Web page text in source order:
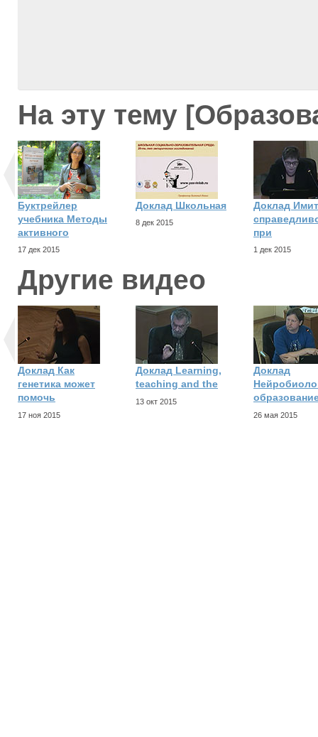
На эту тему
Буктрейлер
учебника Методы
активного
17 дек 2015
Доклад Школьная
8 дек 2015
Доклад
при
1 дек 2015
Другие видео
Доклад Как
генетика может
помочь
17 ноя 2015
Доклад Learning,
teaching and the
13 окт 2015
Доклад
26 мая 2015